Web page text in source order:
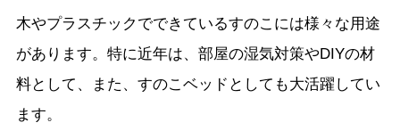
木やプラスチックでできているすのこには様々な用途
があります。特に近年は、部屋の湿気対策やDIYの材
料として、また、すのこベッドとしても大活躍してい
ます。